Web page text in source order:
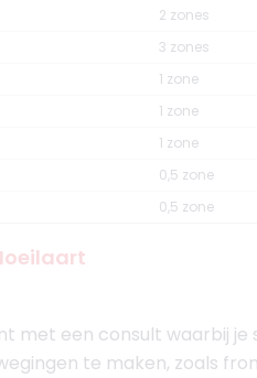
2 zones
3 zones
1 zone
1 zone
1 zone
0,5 zone
0,5 zone
met een consult waarbij
te maken, zoals